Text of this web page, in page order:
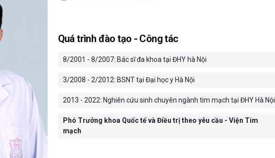
Quá trình đào tạo - Công tác
8/2001 - 8/2007: Bác sĩ đa khoa tại ĐHY hà Nội
3/2008 - 2/2012: BSNT tại Đại học y Hà Nội
2013 - 2022: Nghiên cứu sinh chuyên ngành tim mạch tại ĐHY Hà Nội
Phó Trưởng khoa Quốc tế và Điều trị theo yêu cầu - Viện Tim
mạch